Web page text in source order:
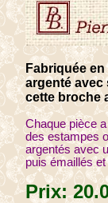
Fabriquée
argenté avec
cette broche
Chaque pièce
des estampes
argentés avec
puis émaillés
Prix:20